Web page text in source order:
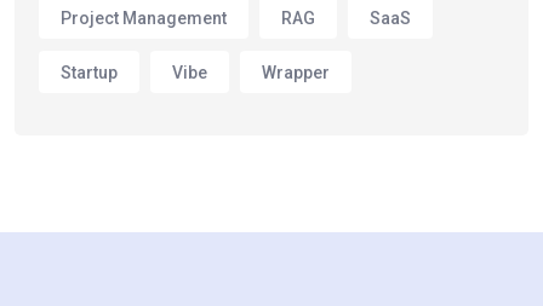
Project Management RAG SaaS
Startup Vibe Wrapper